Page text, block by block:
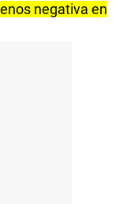
negativa en